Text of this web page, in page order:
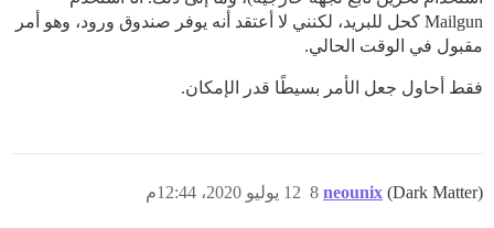
Mailgun كحل للبريد، لكنني لا أعتقد أنه يوفر صندوق ورود، وهو أمر
مقبول في الوقت الحالي.
فقط أحاول جعل الأمر بسيطًا قدر الإمكان.
neounix (Dark Matter) 12 يوليو 2020، 12:44م 8